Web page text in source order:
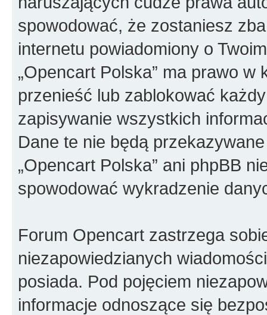
spowodować, że zostaniesz
internetu powiadomiony o
„Opencart Polska” ma prawo
przenieść lub zablokować
zapisywanie wszystkich
Dane te nie będą
„Opencart Polska” ani phpBB
spowodować wykradzenie
Forum Opencart zastrzega
niezapowiedzianych
posiada. Pod pojęciem
informacje odnoszące się